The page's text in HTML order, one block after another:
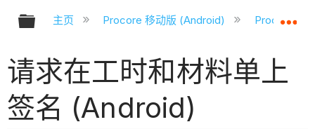
扩展/隐缩全局层次
主页 Procore 移动版 (Android) Procore
请求在工时和材料单上
签名 (Android)